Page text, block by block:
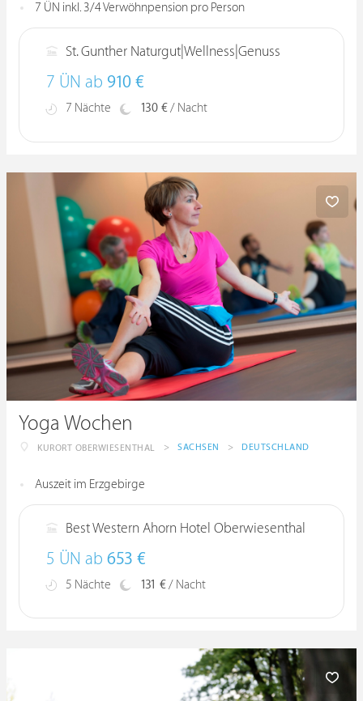
7 ÜN inkl. 3/4 Verwöhnpension pro Person
St. Gunther Naturgut|Wellness|Genuss
7 ÜN ab 910 €
7 Nächte 130 €/ Nacht
Yoga Wochen
KURORT OBERWIESENTHAL > SACHSEN > DEUTSCHLAND
Auszeit im Erzgebirge
Best Western Ahorn Hotel Oberwiesenthal
5 ÜN ab 653 €
5 Nächte 131 €/ Nacht